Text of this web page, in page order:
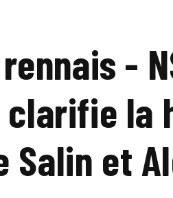
-
clarifie la
Salin et